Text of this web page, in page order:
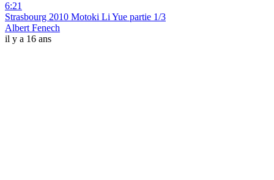
6:21
Strasbourg 2010 Motoki Li Yue partie 1/3
Albert Fenech
il y a 16 ans